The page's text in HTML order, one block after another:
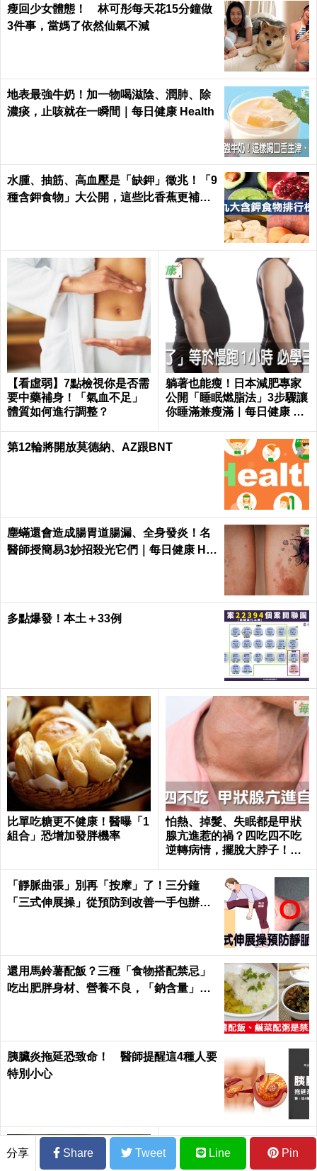
瘦回少女體態！ 林可彤每天花15分鐘做
3件事，當媽了依然仙氣不減
地表最強牛奶！加一物喝滋陰、潤肺、除
濃痰，止咳就在一瞬間｜每日健康 Health
水腫、抽筋、高血壓是「缺鉀」徵兆！「9
種含鉀食物」大公開，這些比香蕉更補鉀
【看虛弱】7點檢視你是否需
要中藥補身！「氣血不足」
體質如何進行調整？
躺著也能瘦！日本減肥專家
公開「睡眠燃脂法」3步驟讓
你睡滿兼瘦滿｜每日健康 He
第12輪將開放莫德納、AZ跟BNT
塵蟎還會造成腸胃道腸漏、全身發炎！名
醫師授簡易3妙招殺光它們｜每日健康 He
多點爆發！本土＋33例
比單吃糖更不健康！醫曝「1
組合」恐增加發胖機率
怕熱、掉髮、失眠都是甲狀
腺亢進惹的禍？四吃四不吃
逆轉病情，擺脫大脖子！｜
「靜脈曲張」別再「按摩」了！三分鐘
「三式伸展操」從預防到改善一手包辦｜
還用馬鈴薯配飯？三種「食物搭配禁忌」
吃出肥胖身材、營養不良，「鈉含量」爆
胰臟炎拖延恐致命！ 醫師提醒這4種人要
特別小心
分享 Share Tweet Line Pin